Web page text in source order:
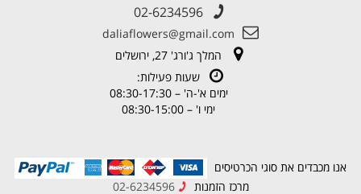
02-6234596
daliaflowers@gmail.com
המלך ג'ורג' 27, ירושלים
שעות פעילות:
ימים א'-ה' – 08:30-17:30
ימי ו' – 08:30-15:00
אנו מכבדים את סוגי הכרטיסים
מרכז הזמנות
02-6234596